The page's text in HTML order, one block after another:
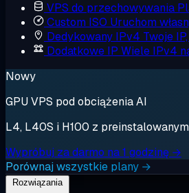
VPS do przechowywania
Custom ISO Uruchom
Dedykowany IPv4 Twoje
Dodatkowe IP Wiele IPv4
Nowy
GPU VPS pod obciążenia AI
L4, L40S i H100 z
Wypróbuj za darmo na 1 godzinę →
Porównaj wszystkie plany →
Rozwiązania